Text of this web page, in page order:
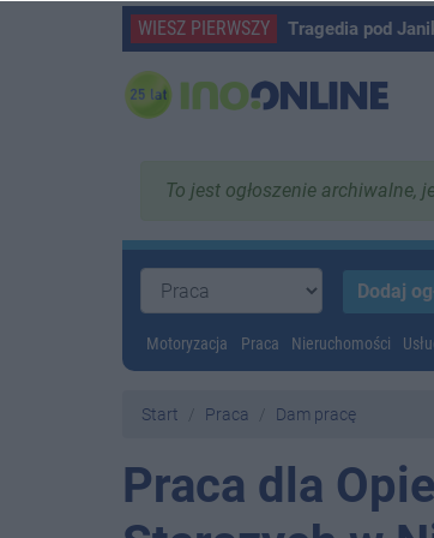
WIESZ PIERWSZY Tragedia pod
To jest ogłoszenie archiwalne,
Motoryzacja Praca Nieruchomości
Start Praca Dam pracę
Praca dla